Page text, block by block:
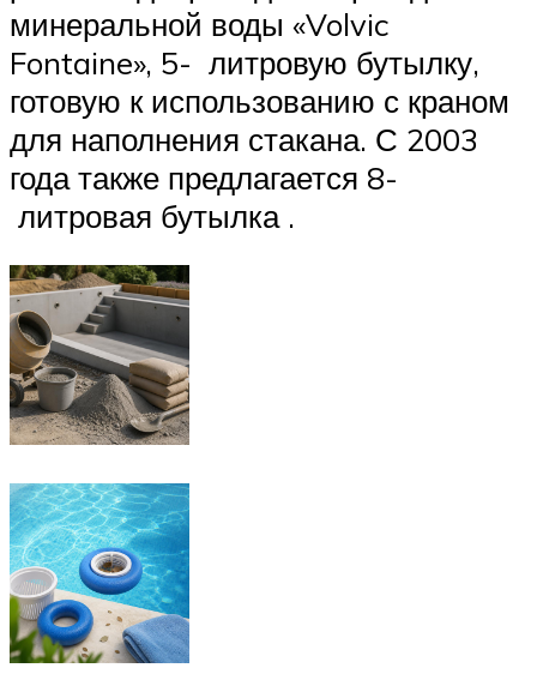
минеральной воды «Volvic
Fontaine», 5- литровую бутылку,
готовую к использованию с краном
для наполнения стакана. С 2003
годатакже предлагается 8-
литровая бутылка .